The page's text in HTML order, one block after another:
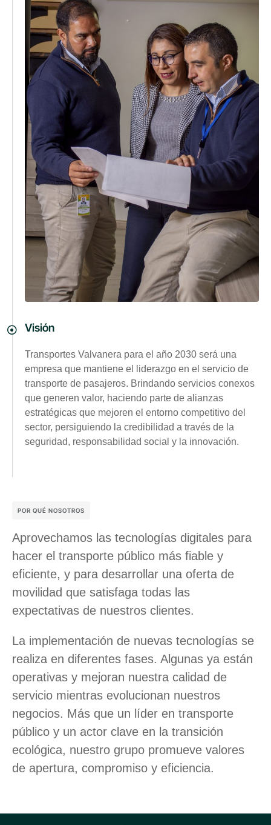
Visión
Transportes Valvanera para el año 2030 será una
empresa que mantiene el liderazgo en el servicio de
transporte de pasajeros. Brindando servicios conexos
que generen valor, haciendo parte de alianzas
estratégicas que mejoren el entorno competitivo del
sector, persiguiendo la credibilidad a través de la
seguridad, responsabilidad social y la innovación.
POR QUÉ NOSOTROS
Aprovechamos las tecnologías digitales para
hacer el transporte público más fiable y
eficiente, y para desarrollar una oferta de
movilidad que satisfaga todas las
expectativas de nuestros clientes.
La implementación de nuevas tecnologías se
realiza en diferentes fases. Algunas ya están
operativas y mejoran nuestra calidad de
servicio mientras evolucionan nuestros
negocios. Más que un líder en transporte
público y un actor clave en la transición
ecológica, nuestro grupo promueve valores
de apertura, compromiso y eficiencia.